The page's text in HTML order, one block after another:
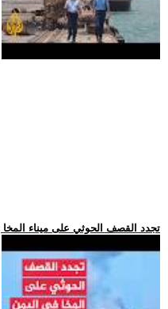
.. تجدد القصف الحوثي على ميناء